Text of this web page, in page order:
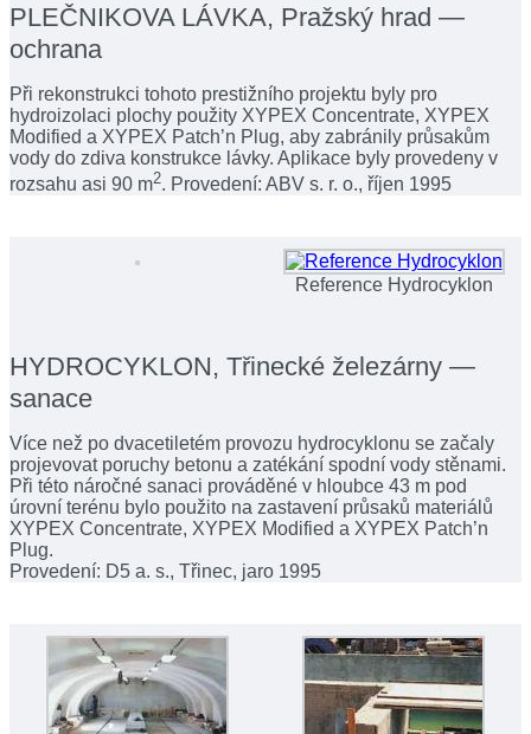
PLEČNIKOVA LÁVKA, Pražský hrad —
ochrana
Při rekonstrukci tohoto prestižního projektu byly pro
hydroizolaci plochy použity XYPEX Concentrate, XYPEX
Modified a XYPEX Patch’n Plug, aby zabránily průsakům
vody do zdiva konstrukce lávky. Aplikace byly provedeny v
rozsahu asi 90 m2. Provedení: ABV s. r. o., říjen 1995
Reference Hydrocyklon
HYDROCYKLON, Třinecké železárny —
sanace
Více než po dvacetiletém provozu hydrocyklonu se začaly
projevovat poruchy betonu a zatékání spodní vody stěnami.
Při této náročné sanaci prováděné v hloubce 43 m pod
úrovní terénu bylo použito na zastavení průsaků materiálů
XYPEX Concentrate, XYPEX Modified a XYPEX Patch’n
Plug.
Provedení: D5 a. s., Třinec, jaro 1995